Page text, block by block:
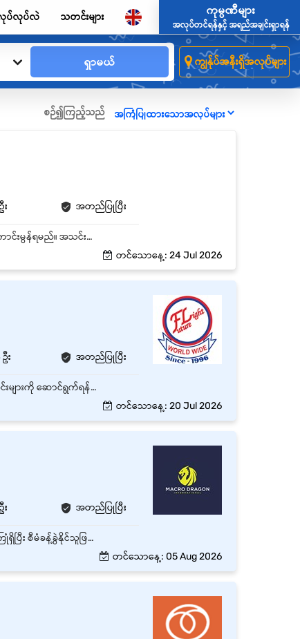
ပ်လုပ်လဲ သတင်းများ
ကုမ္ပဏီများ
အလုပ်တင်ရန်နှင့် အရည်အချင်းရှာရန်
ရှာမယ် ကျွန်ုပ်အနီးရှိအလုပ်များ
စဉ်၍ကြည့်သည်
း အတည်ပြုပြီး
ပစ္စည်းအဝင်/အထွက် စာရင်းဇယားများကို ပြုစုထိန်းသိမ်းနိုင်ရမည်။ စည်းကမ်းပိုင်းနှင့် အကျင့်စာရိတ္တကောင်းမွန်ရမည်။ အသင်းအဖွဲ့နှင့် ပူးပေါင်းဆောင်ရွက်နိုင်ရပါမည်။
တင်သောနေ့: 24 Jul 2026
း အတည်ပြုပြီး
ဂိုဒေါင်အတွင်းရှိ ကုန်ပစ္စည်းများကို လက်ခံခြင်း၊ စစ်ဆေးခြင်း၊ စနစ်တကျ သိမ်းဆည်းခြင်းနှင့် ထုတ်ပေးခြင်းများကို ဆောင်ရွက်ရန်။ အဝင်/အထွက် ကုန်ပစ္စည်းများကို အရေအတွက်နှင့် အရည်အသွေး စစ်ဆေးပြီး မှတ်တမ်းတင်ရန်။ ဂိုဒေါင်အတွင်း သန့်ရှင်းရေးနှင့် စနစ်တကျထားရှိရေးကို ထိန်းသိမ်းဆောင်ရွက်ရန်။ Stock Count နှင့် Inventory စစ်ဆေးမှုများတွင် ပါဝင်ကူညီဆောင်ရွက်ရန်။ ကုန်ပစ္စည်းတင်ခြင်း၊ ချခြင်းနှင့် ပို့ဆောင်ရေးလုပ်ငန်းများတွင် လိုအပ်သလို ပူးပေါင်းဆောင်ရွက်ရန်။ Warehouse Supervisor မှ တာဝန်ပေးအပ်သော အခြားလုပ်ငန်းတာဝန်များကို အချိန်မီ ဆောင်ရွက်ရန်။ လုပ်ငန်းခွင်အတွင်း Safety စည်းမျဉ်းများကို လိုက်နာဆောင်ရွက်ရန်။
တင်သောနေ့: 20 Jul 2026
း အတည်ပြုပြီး
ဂိုဒေါင်ပိုင်းနှင့်ပတ်သက်သည့် လုပ်ငန်းအတွေ့အကြုံ အနည်းဆုံး (၂)နှစ် ရှိရမည်။ Supervise အတွေ့အကြုံရှိပြီး စီမံခန့်ခွဲနိုင်သူဖြစ်ပြီး ပစ္စည်းများကို ကောင်းမွန်စွာနေရာချထိန်းသိမ်းနိုင်သူဖြစ်ရမည်။ ဂိုထောင်ရှိဝန်ထမ်းများကိုကောင်းစွာစီမံအုပ်ချုပ်နိုင်ပြီး ဂိုထောင်ဝန်းကျင်သန့်ရှင်းရေး စသည့်ကိစ္စရပ်များကိုကိုင်တွယ်နိုင်ရမည်။
တင်သောနေ့: 05 Aug 2026